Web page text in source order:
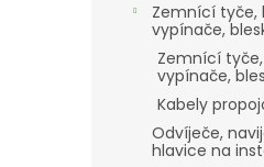
Zemnící tyče,
vypínače,
Zemnící
vypínače,
Kabely
Odvíječe,
hlavice na